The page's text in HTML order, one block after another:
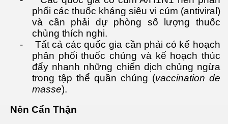
phối các thuốc kháng siêu vi cúm (antiviral)
và cần phải dự phòng số lượng thuốc
chủng thích nghi.
-
Tất cả các quốc gia cần phải có kế hoạch
phân phối thuốc chủng và kế hoạch thúc
đẩy nhanh những chiến dịch chủng ngừa
trong tập thể quần chúng (vaccination de
masse).
Nên Cẩn Thận